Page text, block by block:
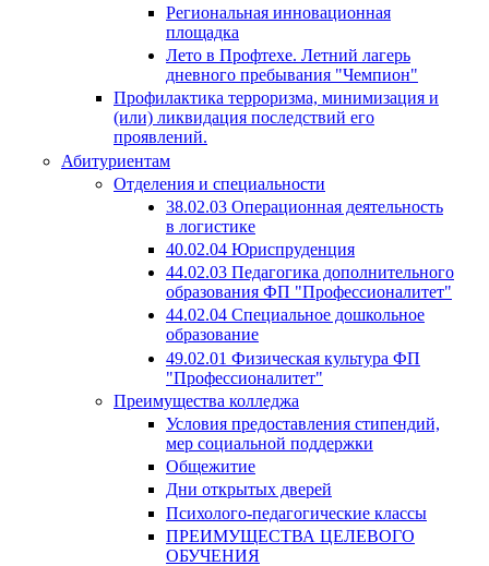
Региональная инновационная
площадка
Лето в Профтехе. Летний лагерь
дневного пребывания "Чемпион"
Профилактика терроризма, минимизация и
(или) ликвидация последствий его
проявлений.
Абитуриентам
Отделения и специальности
38.02.03 Операционная деятельность
в логистике
40.02.04 Юриспруденция
44.02.03 Педагогика дополнительного
образования ФП "Профессионалитет"
44.02.04 Специальное дошкольное
образование
49.02.01 Физическая культура ФП
"Профессионалитет"
Преимущества колледжа
Условия предоставления стипендий,
мер социальной поддержки
Общежитие
Дни открытых дверей
Психолого-педагогические классы
ПРЕИМУЩЕСТВА ЦЕЛЕВОГО
ОБУЧЕНИЯ